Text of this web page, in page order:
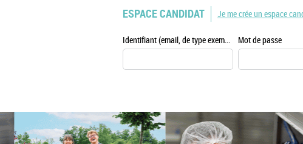
ESPACE CANDIDAT
Identifiant (email, de type exemple@exemple.fr) Mot de passe
Je me crée un espace